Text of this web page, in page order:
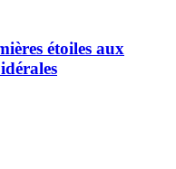
étoiles aux